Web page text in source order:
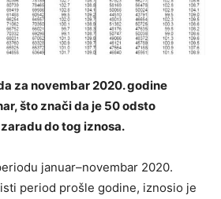
za novembar 2020. godine
što znači da je 50 odsto
do tog iznosa.
januar–novembar 2020.
period prošle godine, iznosio je